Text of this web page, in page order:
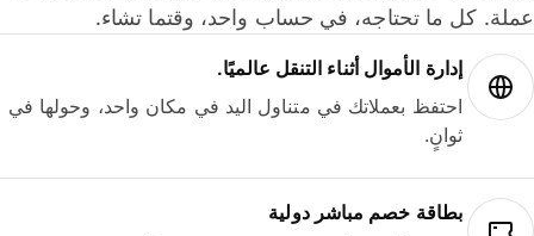
كل ما تحتاجه، في حساب واحد، وقتما تشاء.
إدارة الأموال أثناء التنقل عالميًا.
احتفظ بعملاتك في متناول اليد في مكان واحد، وحولها في
ثوانٍ.
بطاقة خصم مباشر دولية